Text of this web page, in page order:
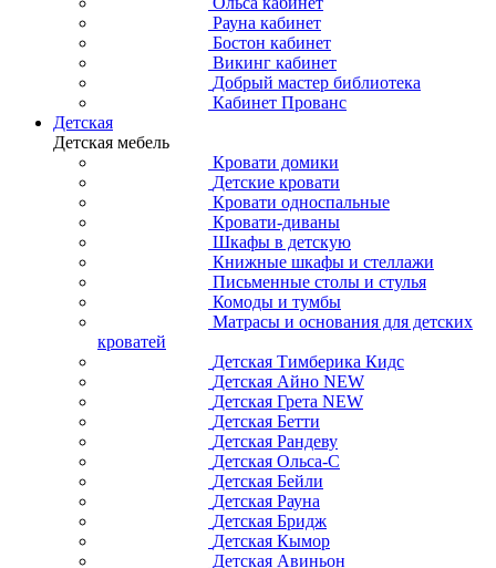
Рауна кабинет
Бостон кабинет
Викинг кабинет
Добрый мастер библиотека
Кабинет Прованс
Детская
Детская мебель
Кровати домики
Детские кровати
Кровати односпальные
Кровати-диваны
Шкафы в детскую
Книжные шкафы и стеллажи
Письменные столы и стулья
Комоды и тумбы
Матрасы и основания для детских
кроватей
Детская Тимберика Кидс
Детская Айно NEW
Детская Грета NEW
Детская Бетти
Детская Рандеву
Детская Ольса-С
Детская Бейли
Детская Рауна
Детская Бридж
Детская Кымор
Детская Авиньон